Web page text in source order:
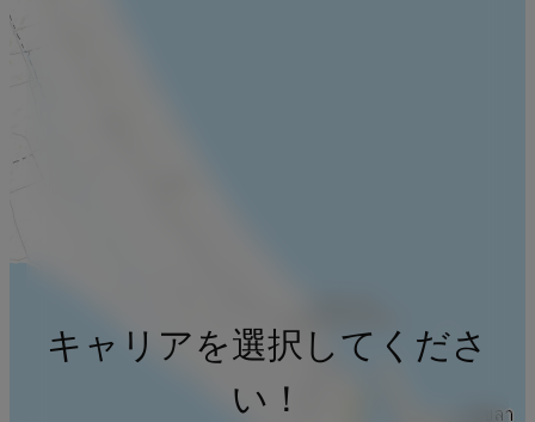
キャリアを選択してくださ
い！